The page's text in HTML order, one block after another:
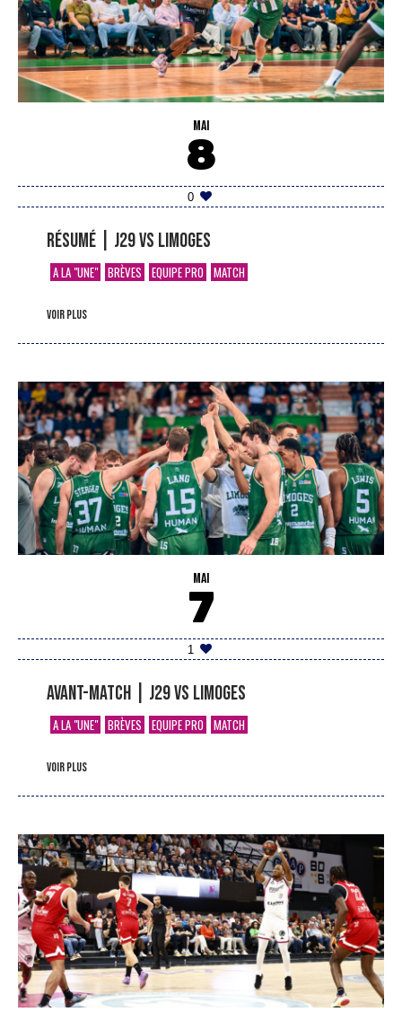
MAI
8
0
Résumé | J29 vs Limoges
A LA "UNE" BRÈVES EQUIPE PRO MATCH
voir plus
MAI
7
1
Avant-match | J29 vs Limoges
A LA "UNE" BRÈVES EQUIPE PRO MATCH
voir plus